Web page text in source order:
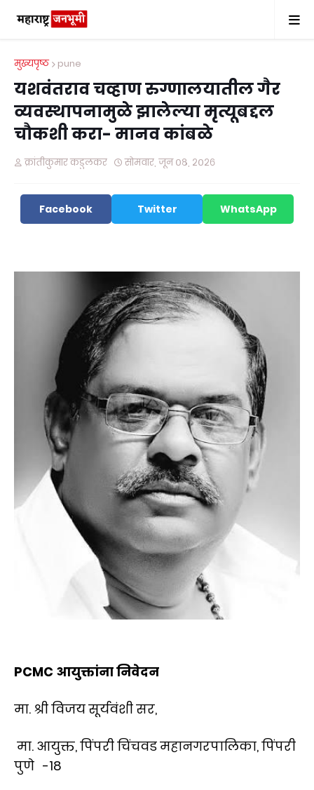
मुख्यपृष्ठ pune
यशवंतराव चव्हाण रुग्णालयातील गैर
व्यवस्थापनामुळे झालेल्या मृत्यूबद्दल
चौकशी करा- मानव कांबळे
क्रांतीकुमार कडुलकर सोमवार, जून ०८, २०२६
Facebook Twitter WhatsApp
PCMC आयुक्तांना निवेदन
मा. श्री विजय सूर्यवंशी सर,
मा. आयुक्त, पिंपरी चिंचवड महानगरपालिका, पिंपरी
पुणे -18